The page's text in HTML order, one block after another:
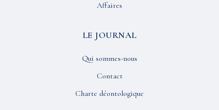
Affaires
LE JOURNAL
Qui sommes-nous
Contact
Charte déontologique